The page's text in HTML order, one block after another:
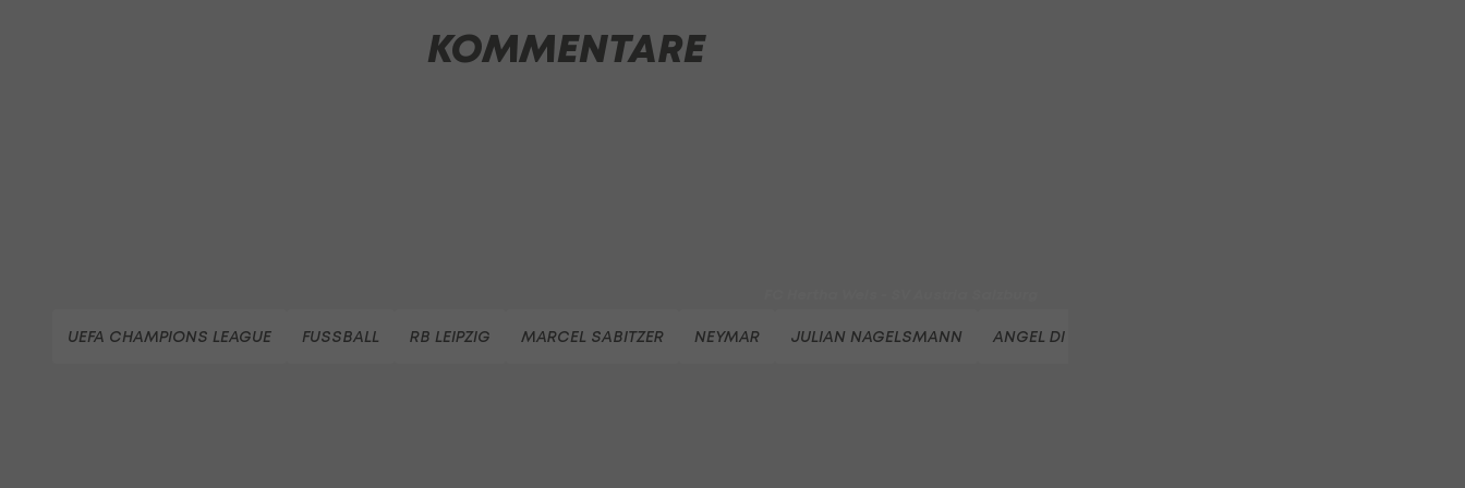
KOMMENTARE
UEFA CHAMPIONS LEAGUE FUSSBALL RB LEIPZIG MARCEL SABITZER NEYMAR JULIAN NAGELSMANN ANGEL DI MARIA